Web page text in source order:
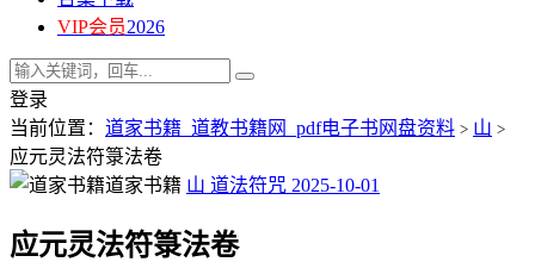
VIP会员2026
登录
当前位置： 道家书籍_道教书籍网_pdf电子书网盘资料 > 山 >
应元灵法符箓法卷
道家书籍 山 道法符咒 2025-10-01
应元灵法符箓法卷